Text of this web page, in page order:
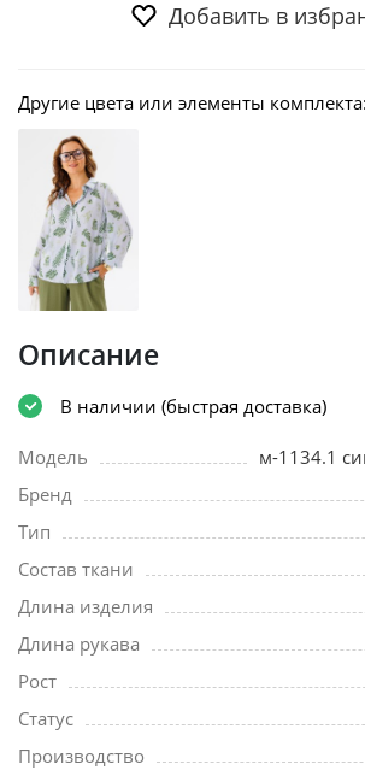
Добавить в
Другие цвета или элементы комплекта:
Описание
В наличии (быстрая доставка)
Модель
м-1134.1
Бренд
Тип
Состав ткани
Длина изделия
Длина рукава
Рост
Статус
Производство